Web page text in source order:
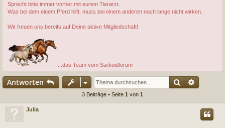
Sprecht bitte immer vorher mit eurem Tierarzt.
Was bei dem einem Pferd hilft, muss bei einem anderen noch lange nicht wirken.
Wir freuen uns bereits auf Deine aktive Mitgliedschaft!
...das Team vom Sarkoidforum
Antworten Suche
3 Beiträge • Seite 1 von 1
Julia